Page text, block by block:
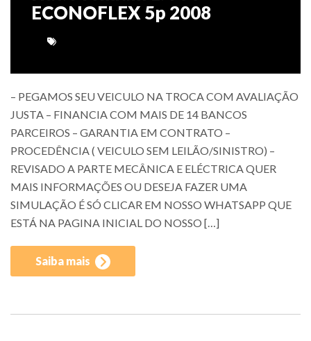
ECONOFLEX 5p 2008
– PEGAMOS SEU VEICULO NA TROCA COM AVALIAÇÃO
JUSTA – FINANCIA COM MAIS DE 14 BANCOS
PARCEIROS – GARANTIA EM CONTRATO –
PROCEDÊNCIA ( VEICULO SEM LEILÃO/SINISTRO) –
REVISADO A PARTE MECÂNICA E ELÉCTRICA QUER
MAIS INFORMAÇÕES OU DESEJA FAZER UMA
SIMULAÇÃO É SÓ CLICAR EM NOSSO WHATSAPP QUE
ESTÁ NA PAGINA INICIAL DO NOSSO […]
Saiba mais